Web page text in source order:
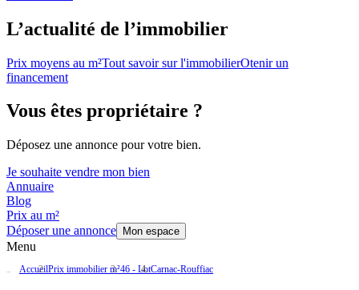
L’actualité de l’immobilier
Prix moyens au m²Tout savoir sur l'immobilierOtenir un
financement
Vous êtes propriétaire ?
Déposez une annonce pour votre bien.
Je souhaite vendre mon bien
Annuaire
Blog
Prix au m²
Déposer une annonce
Mon espace
Menu
AccueilPrix immobilier m²46 - LotCarnac-Rouffiac